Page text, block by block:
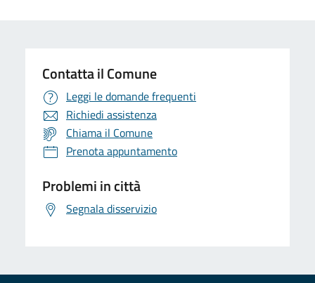
Contatta il Comune
Leggi le domande frequenti
Richiedi assistenza
Chiama il Comune
Prenota appuntamento
Problemi in città
Segnala disservizio